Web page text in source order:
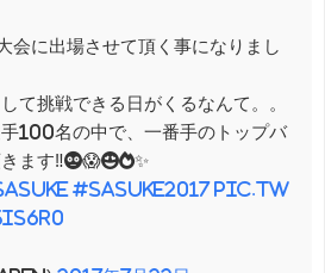
会に出場させて頂く事になりまし
て挑戦できる日がくるなんて。。
100名の中で、一番手のトップバ
ます‼︎😳😱😍🔥✨
#SASUKE2017 pic.tw